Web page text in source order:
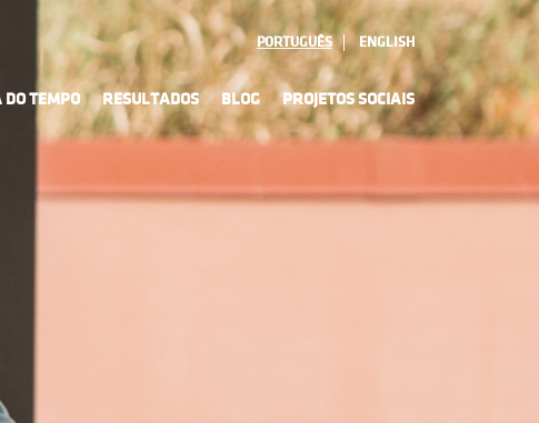
PORTUGUÊS ENGLISH
TEMPO RESULTADOS BLOG PROJETOS SOCIAIS